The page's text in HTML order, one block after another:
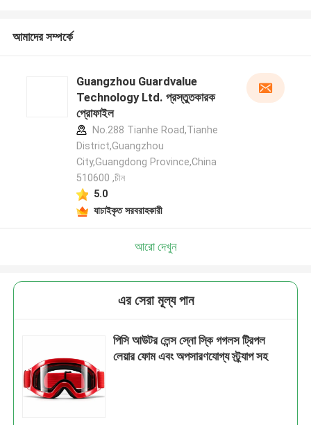
আমাদের সম্পর্কে
Guangzhou Guardvalue
Technology Ltd. প্রস্তুতকারক
প্রোফাইল
No.288 Tianhe Road,Tianhe
District,Guangzhou
City,Guangdong Province,China
510600 ,চীন
5.0
যাচাইকৃত সরবরাহকারী
আরো দেখুন
এর সেরা মূল্য পান
পিসি আউটর লেন্স স্নো স্কি গগলস ট্রিপল
লেয়ার ফোম এবং অপসারণযোগ্য স্ট্র্যাপ সহ